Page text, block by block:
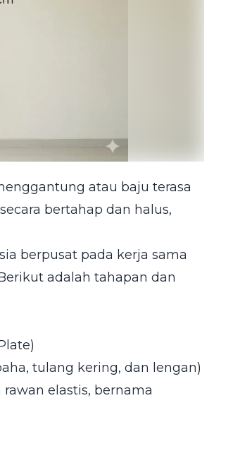
atau baju terasa
bertahap dan halus,
berpusat pada kerja sama
adalah tahapan dan
tulang kering, dan lengan)
elastis, bernama